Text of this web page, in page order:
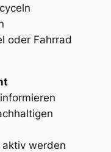
oder Fahrrad
werden